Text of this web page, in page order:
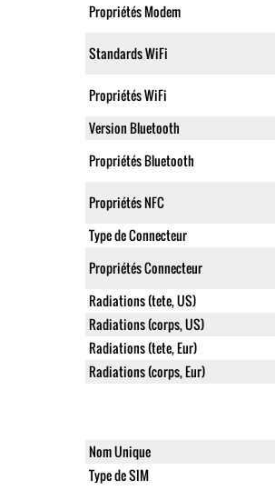
Propriétés Modem
Standards WiFi
Propriétés WiFi
Version Bluetooth
Propriétés Bluetooth
Propriétés NFC
Type de Connecteur
Propriétés Connecteur
Radiations (tete, US)
Radiations (corps, US)
Radiations (tete, Eur)
Radiations (corps, Eur)
Nom Unique
Type de SIM